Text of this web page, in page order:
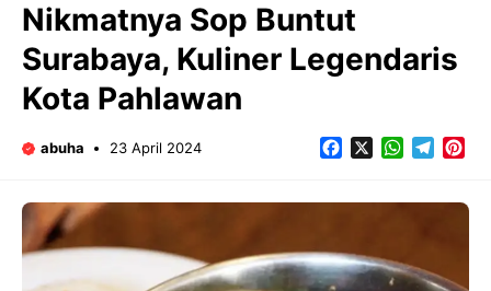
Nikmatnya Sop Buntut
Surabaya, Kuliner Legendaris
Kota Pahlawan
abuha 23 April 2024 FacebookWhatsApp